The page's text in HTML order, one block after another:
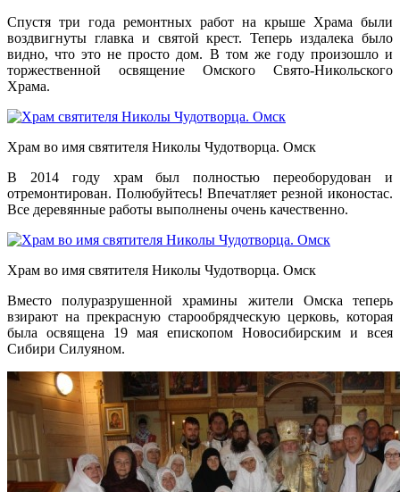
Спустя три года ремонтных работ на крыше Храма были
воздвигнуты главка и святой крест. Теперь издалека было
видно, что это не просто дом. В том же году произошло и
торжественной освящение Омского Свято-Никольского
Храма.
Храм во имя святителя Николы Чудотворца. Омск
В 2014 году храм был полностью переоборудован и
отремонтирован. Полюбуйтесь! Впечатляет резной иконостас.
Все деревянные работы выполнены очень качественно.
Храм во имя святителя Николы Чудотворца. Омск
Вместо полуразрушенной храмины жители Омска теперь
взирают на прекрасную старообрядческую церковь, которая
была освящена 19 мая епископом Новосибирским и всея
Сибири Силуяном.